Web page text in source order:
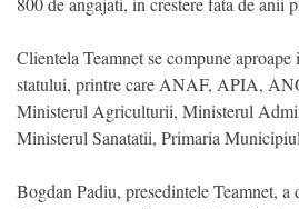
Clientela Teamnet se compune
statului, printre care ANAF, APIA,
Ministerul Agriculturii, Ministerul
Ministerul Sanatatii, Primaria
Bogdan Padiu, presedintele Teamnet, a